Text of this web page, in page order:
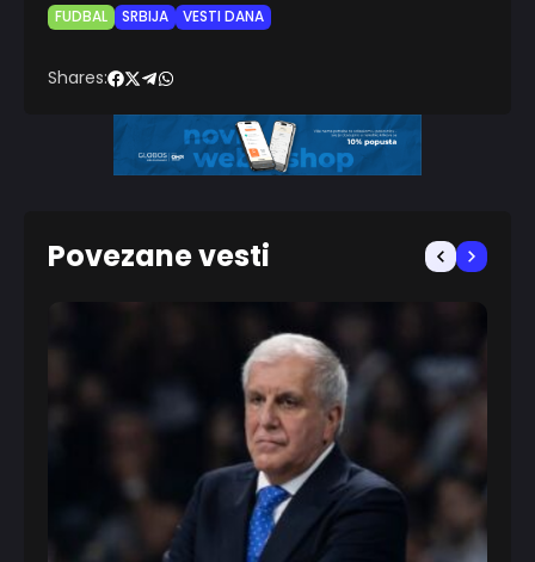
FUDBAL SRBIJA VESTI DANA
Shares:
Povezane vesti